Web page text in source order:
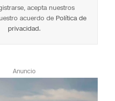
acepta nuestros
acuerdo de Política de
privacidad.
Anuncio